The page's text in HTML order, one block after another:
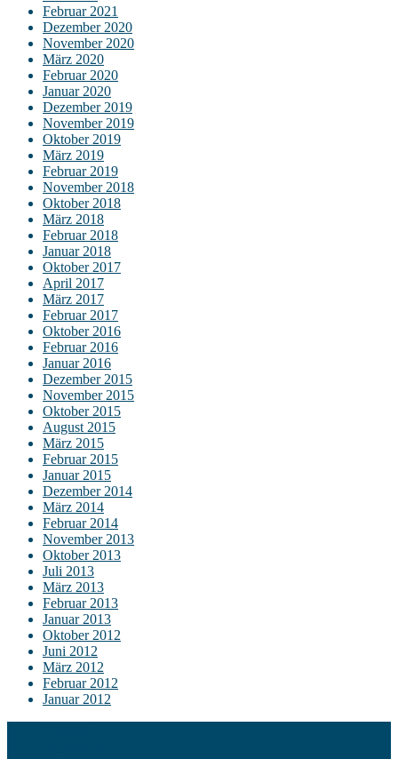
Februar 2021
Dezember 2020
November 2020
März 2020
Februar 2020
Januar 2020
Dezember 2019
November 2019
Oktober 2019
März 2019
Februar 2019
November 2018
Oktober 2018
März 2018
Februar 2018
Januar 2018
Oktober 2017
April 2017
März 2017
Februar 2017
Oktober 2016
Februar 2016
Januar 2016
Dezember 2015
November 2015
Oktober 2015
August 2015
März 2015
Februar 2015
Januar 2015
Dezember 2014
März 2014
Februar 2014
November 2013
Oktober 2013
Juli 2013
März 2013
Februar 2013
Januar 2013
Oktober 2012
Juni 2012
März 2012
Februar 2012
Januar 2012